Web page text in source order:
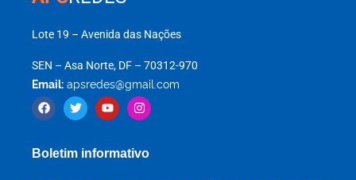
Lote 19 – Avenida das Nações
SEN – Asa Norte, DF – 70312-970
Email: apsredes@gmail.com
Boletim informativo